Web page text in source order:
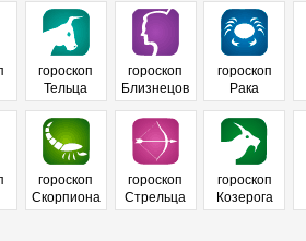
гороскоп
Тельца
гороскоп
Близнецов
гороскоп
Рака
гороскоп
Скорпиона
гороскоп
Стрельца
гороскоп
Козерога